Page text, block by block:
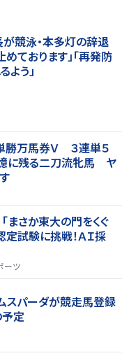
競泳・本多灯の辞退
ております」「再発防
う」
勝万馬券Ｖ ３連単５
に残る二刀流牝馬 ヤ
まさか東大の門をくぐ
試験に挑戦！ＡＩ採
ーツ
スパーダが競走馬登録
定